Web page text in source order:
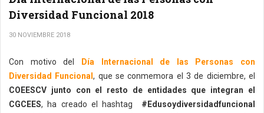
Diversidad Funcional 2018
30 NOVIEMBRE 2018
Con motivo del
Día Internacional de las Personas con
Diversidad Funcional, que se conmemora el 3 de diciembre, el
COEESCV junto con el resto de entidades que integran el
CGCEES, ha creado el hashtag
#Edusoydiversidadfuncional